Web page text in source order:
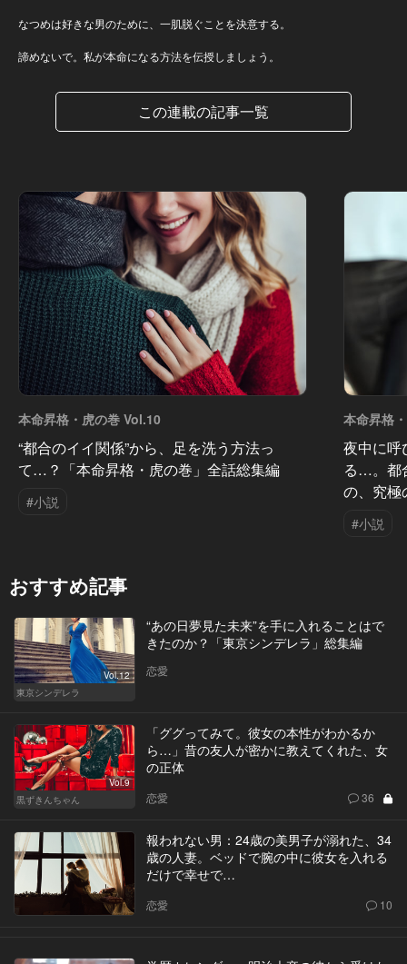
なつめは好きな男のために、一肌脱ぐことを決意する。
諦めないで。私が本命になる方法を伝授しましょう。
この連載の記事一覧
本命昇格・虎の巻 Vol.10
“都合のイイ関係”から、足を洗う方法っ
て…？「本命昇格・虎の巻」全話総集編
#小説
本命昇格
夜中に呼
る…。都
の、究極
#小説
おすすめ記事
Vol.12
東京シンデレラ
“あの日夢見た未来”を手に入れることはで
きたのか？「東京シンデレラ」総集編
恋愛
Vol.9
黒ずきんちゃん
「ググってみて。彼女の本性がわかるか
ら…」昔の友人が密かに教えてくれた、女
の正体
恋愛 36
報われない男：24歳の美男子が溺れた、34
歳の人妻。ベッドで腕の中に彼女を入れる
だけで幸せで…
恋愛 10